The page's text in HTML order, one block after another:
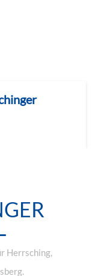
Herrsching,